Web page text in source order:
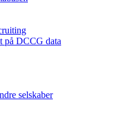
på DCCG data
selskaber